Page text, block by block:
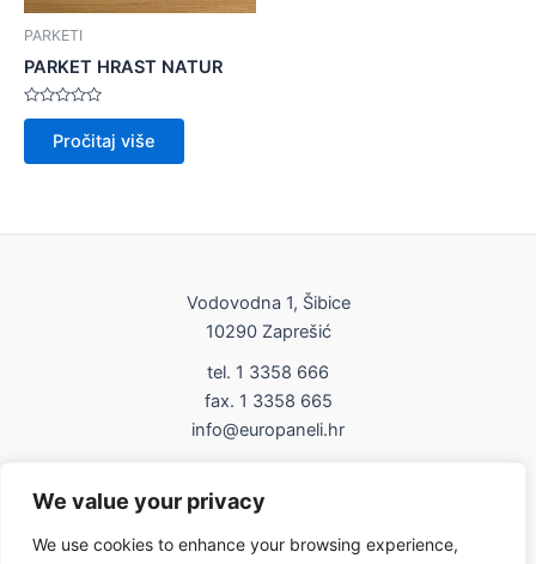
We value your privacy
We use cookies to enhance your browsing experience,
PARKETI
PARKET HRAST NATUR
Ocijenjeno
5
Pročitaj više
Vodovodna 1, Šibice
10290 Zaprešić
tel. 1 3358 666
fax. 1 3358 665
info@europaneli.hr
Uvjeti korištenja